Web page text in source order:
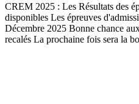
CREM 2025 : Les Résultats des
disponibles Les épreuves
Décembre 2025 Bonne chance
recalés La prochaine fois sera la